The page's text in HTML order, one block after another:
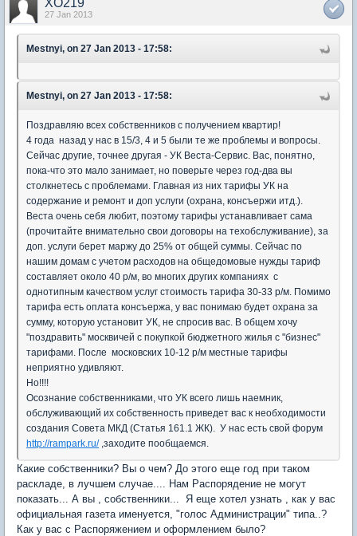
27 Jan 2013
Mestnyi, on 27 Jan 2013 - 17:58:
Mestnyi, on 27 Jan 2013 - 17:58:
Поздравляю всех собственников с получением квартир!
4 года назад у нас в 15/3, 4 и 5 были те же проблемы и вопросы.
Сейчас другие, точнее другая - УК Веста-Сервис. Вас, понятно,
пока-что это мало занимает, но поверьте через год-два вы
столкнетесь с проблемами. Главная из них тарифы УК на
содержание и ремонт и доп услуги (охрана, консъержи итд.).
Веста очень себя любит, поэтому тарифы устанавливает сама
(прочитайте внимательно свои договоры на техобслуживание), за
доп. услуги берет маржу до 25% от общей суммы. Сейчас по
нашим домам с учетом расходов на общедомовые нужды тариф
составляет около 40 р/м, во многих других компаниях с
однотипным качеством услуг стоимость тарифа 30-33 р/м. Помимо
тарифа есть оплата консъержа, у вас понимаю будет охрана за
сумму, которую установит УК, не спросив вас. В общем хочу
"поздравить" москвичей с покупкой бюджетного жилья с "бизнес"
тарифами. После московских 10-12 р/м местные тарифы
неприятно удивляют.
Но!!!!
Осознание собственниками, что УК всего лишь наемник,
обслуживающий их собственность приведет вас к необходимости
создания Совета МКД (Статья 161.1 ЖК). У нас есть свой форум
http://rampark.ru/,заходите пообщаемся.
Какие собственники? Вы о чем? До этого еще год при таком
раскладе, в лучшем случае.... Нам Распорядение не могут
показать... А вы , собственники... Я еще хотел узнать , как у вас
официальная газета именуется, "голос Администрации" типа..?
Как у вас с Распоряжением и оформлением было?